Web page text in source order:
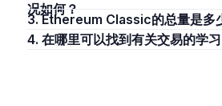
况如何？
3. Ethereum Classic的总量是多
4. 在哪里可以找到有关交易的学